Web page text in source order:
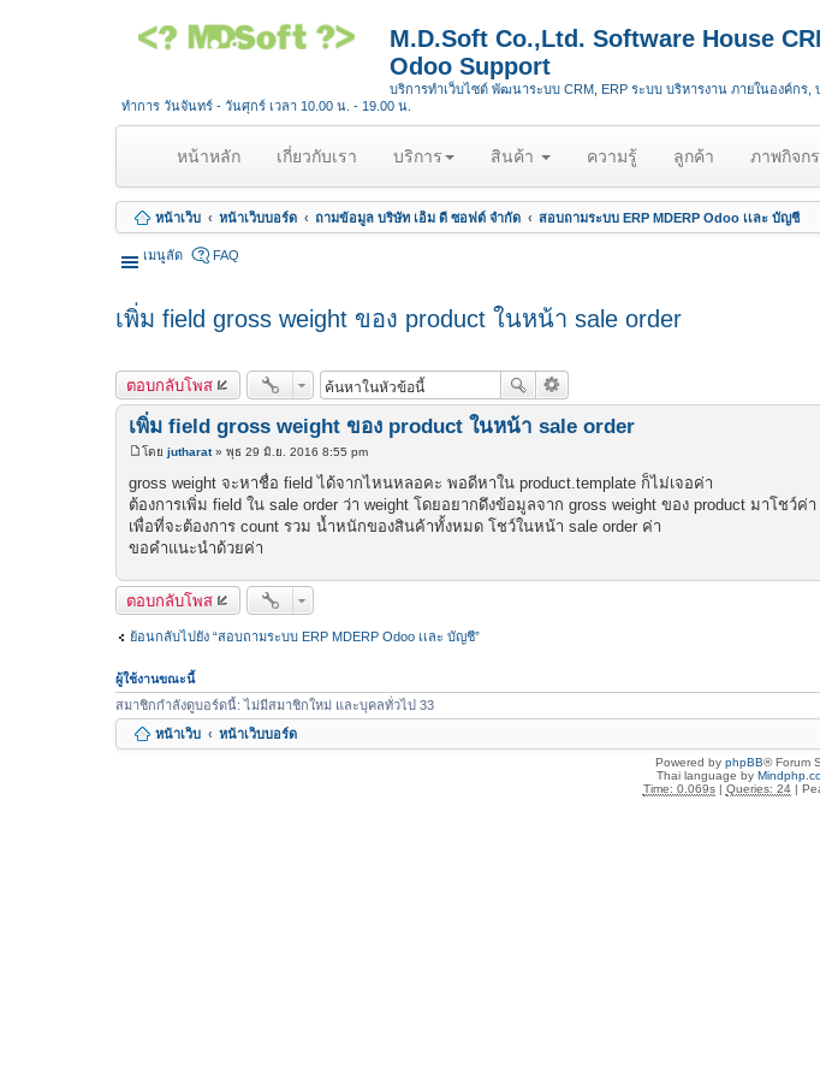
M.D.Soft Co.,Ltd. Software House
Odoo Support
บริการทำเว็บไซต์ พัฒนาระบบ CRM, ERP ระบบ บริหารงาน ภายในองค์กร,
ทำการ วันจันทร์ - วันศุกร์ เวลา 10.00 น. - 19.00 น.
หน้าหลัก(
u
r
t
เกี่ยวกับเรา บริการ สินค้า ความรู้ ลูกค้า ภาพกิจก
หน้าเว็บ หน้าเว็บบอร์ด ถามข้อมูล บริษัท เอ็ม ดี ซอฟต์ จำกัด สอบถามระบบ ERP MDERP Odoo เเละ บัญชี
เมนูลัด FAQ
เพิ่ม field gross weight ของ product ในหน้า sale order
ตอบกลับโพส
เพิ่ม field gross weight ของ product ในหน้า sale order
ส
ต์
โดย jutharat» พุธ 29 มิ.ย. 2016 8:55 pm
gross weight จะหาชื่อ field ได้จากไหนหลอคะ พอดีหาใน product.template ก็ไม่เจอค่า
ต้องการเพิ่ม field ใน sale order ว่า weight โดยอยากดึงข้อมูลจาก gross weight ของ product มาโชว์ค่า
เพื่อที่จะต้องการ count รวม น้ำหนักของสินค้าทั้งหมด โชว์ในหน้า sale order ค่า
ขอคำแนะนำด้วยค่า
ตอบกลับโพส
ย้อนกลับไปยัง “สอบถามระบบ ERP MDERP Odoo เเละ บัญชี”
ผู้ใช้งานขณะนี้
สมาชิกกำลังดูบอร์ดนี้: ไม่มีสมาชิกใหม่ และบุคลทั่วไป 33
หน้าเว็บ
หน้าเว็บบอร์ด
Powered by phpBB® Forum
Thai language by
Time: 0.069s| Queries: 24|